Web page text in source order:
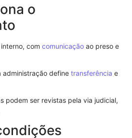
o
com comunicação ao preso e
administração define transferência e
podem ser revistas pela via judicial,